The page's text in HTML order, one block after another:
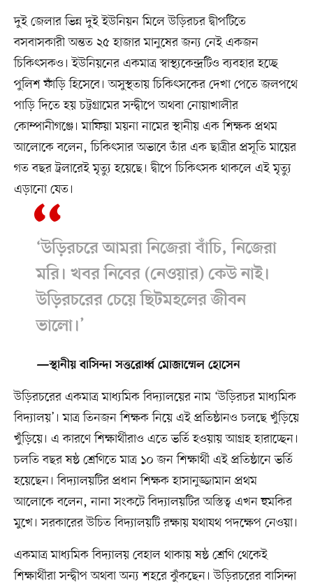
দুই জেলার ভিন্ন দুই ইউনিয়ন মিলে উড়িরচর দ্বীপটিতে
বসবাসকারী অন্তত ২৫ হাজার মানুষের জন্য নেই একজন
চিকিৎসকও। ইউনিয়নের একমাত্র স্বাস্থ্যকেন্দ্রটিও ব্যবহার হচ্ছে
পুলিশ ফাঁড়ি হিসেবে। অসুস্থতায় চিকিৎসকের দেখা পেতে জলপথে
পাড়ি দিতে হয় চট্টগ্রামের সন্দ্বীপে অথবা নোয়াখালীর
কোম্পানীগঞ্জে। মাফিয়া ময়না নামের স্থানীয় এক শিক্ষক প্রথম
আলোকে বলেন, চিকিৎসার অভাবে তাঁর এক ছাত্রীর প্রসূতি মায়ের
গত বছর ট্রলারেই মৃত্যু হয়েছে। দ্বীপে চিকিৎসক থাকলে এই মৃত্যু
এড়ানো যেত।
‘উড়িরচরে আমরা নিজেরা বাঁচি, নিজেরা
মরি। খবর নিবের (নেওয়ার) কেউ নাই।
উড়িরচরের চেয়ে ছিটমহলের জীবন
ভালো।’
—স্থানীয় বাসিন্দা সত্তরোর্ধ্ব মোজাম্মেল হোসেন
উড়িরচরের একমাত্র মাধ্যমিক বিদ্যালয়ের নাম ‘উড়িরচর মাধ্যমিক
বিদ্যালয়’। মাত্র তিনজন শিক্ষক নিয়ে এই প্রতিষ্ঠানও চলছে খুঁড়িয়ে
খুঁড়িয়ে। এ কারণে শিক্ষার্থীরাও এতে ভর্তি হওয়ায় আগ্রহ হারাচ্ছেন।
চলতি বছর ষষ্ঠ শ্রেণিতে মাত্র ১০ জন শিক্ষার্থী এই প্রতিষ্ঠানে ভর্তি
হয়েছেন। বিদ্যালয়টির প্রধান শিক্ষক হাসানুজ্জামান প্রথম
আলোকে বলেন, নানা সংকটে বিদ্যালয়টির অস্তিত্ব এখন হুমকির
মুখে। সরকারের উচিত বিদ্যালয়টি রক্ষায় যথাযথ পদক্ষেপ নেওয়া।
একমাত্র মাধ্যমিক বিদ্যালয় বেহাল থাকায় ষষ্ঠ শ্রেণি থেকেই
শিক্ষার্থীরা সন্দ্বীপ অথবা অন্য শহরে ঝুঁকছেন। উড়িরচরের বাসিন্দা